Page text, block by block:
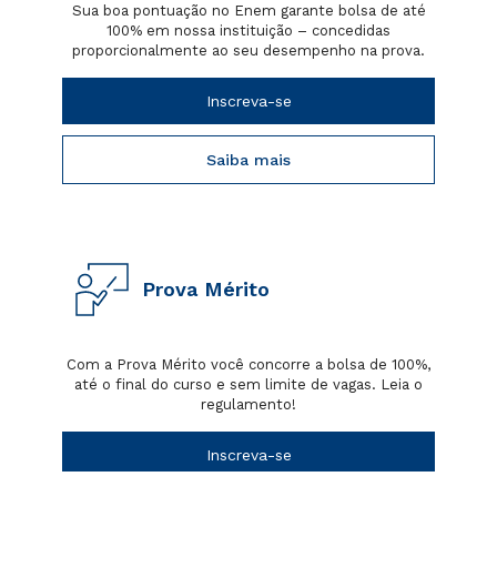
Sua boa pontuação no Enem garante bolsa de até
100% em nossa instituição – concedidas
proporcionalmente ao seu desempenho na prova.
Inscreva-se
Saiba mais
Prova Mérito
Com a Prova Mérito você concorre a bolsa de 100%,
até o final do curso e sem limite de vagas. Leia o
regulamento!
Inscreva-se